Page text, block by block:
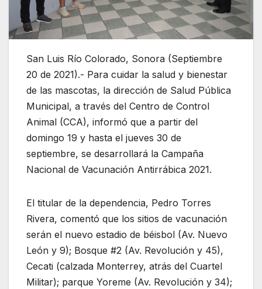
San Luis Río Colorado, Sonora (Septiembre
20 de 2021).- Para cuidar la salud y bienestar
de las mascotas, la dirección de Salud Pública
Municipal, a través del Centro de Control
Animal (CCA), informó que a partir del
domingo 19 y hasta el jueves 30 de
septiembre, se desarrollará la Campaña
Nacional de Vacunación Antirrábica 2021.
El titular de la dependencia, Pedro Torres
Rivera, comentó que los sitios de vacunación
serán el nuevo estadio de béisbol (Av. Nuevo
León y 9); Bosque #2 (Av. Revolución y 45),
Cecati (calzada Monterrey, atrás del Cuartel
Militar); parque Yoreme (Av. Revolución y 34);